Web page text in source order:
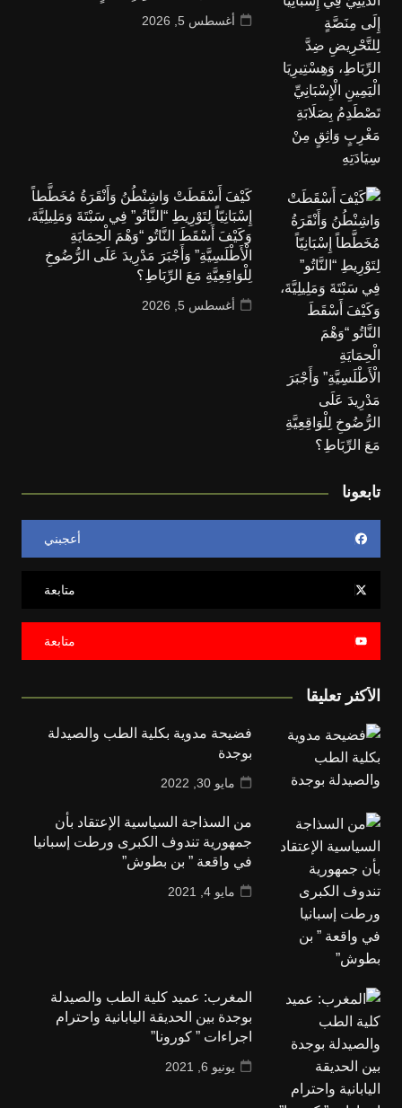
أغسطس 5, 2026
كَيْفَ أَسْقَطَتْ وَاشِنْطُنُ وَأَنْقَرَةُ مُخَطَّطاً
إِسْبَانِيّاً لِتَوْرِيطِ “النَّاتُو” فِي سَبْتَةَ وَمَلِيلِيَّةَ،
وَكَيْفَ أَسْقَطَ النَّاتُو “وَهْمَ الْحِمَايَةِ
الْأَطْلَسِيَّةِ” وَأَجْبَرَ مَدْرِيدَ عَلَى الرُّضُوخِ
لِلْوَاقِعِيَّةِ مَعَ الرِّبَاطِ؟
أغسطس 5, 2026
تابعونا
أعجبني
متابعة
متابعة
الأكثر تعليقا
فضيحة مدوية بكلية الطب والصيدلة
بوجدة
مايو 30, 2022
من السذاجة السياسية الإعتقاد بأن
جمهورية تندوف الكبرى ورطت إسبانيا
في واقعة ” بن بطوش”
مايو 4, 2021
المغرب: عميد كلية الطب والصيدلة
بوجدة بين الحديقة اليابانية واحترام
اجراءات ” كورونا”
يونيو 6, 2021